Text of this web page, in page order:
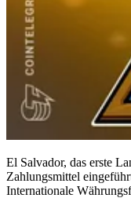
El Salvador, das erste
Zahlungsmittel
Internationale